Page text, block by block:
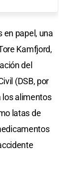
en papel, una
Kamfjord,
del
(DSB, por
los alimentos
latas de